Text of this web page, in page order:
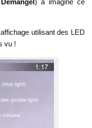
) a imaginé ce
utilisant des LED
vu !